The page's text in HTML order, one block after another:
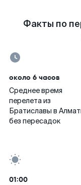
Факты по
около 6 часов
Среднее время
перелета из
Братиславы в
без пересадок
01:00